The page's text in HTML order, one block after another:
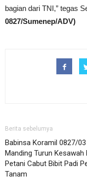
bagian dari TNI,” tegas
0827/Sumenep/ADV)
Berita sebelumya
Babinsa Koramil 0827/03
Manding Turun Kesawah
Petani Cabut Bibit Padi
Tanam